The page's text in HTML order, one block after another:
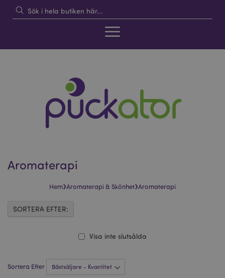
Aromaterapi
Hem›Aromaterapi & Skönhet›Aromaterapi
Sortera Efter
Visa inte slutsålda
SORTERA EFTER: